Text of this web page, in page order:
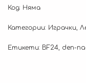
Код: Няма
Категории: Играчки
Етикети: BF24 den-